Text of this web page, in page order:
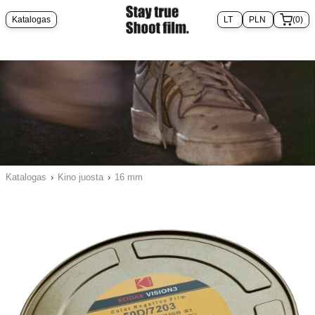
Katalogas (0)
Katalogas › Kino juosta › 16 mm